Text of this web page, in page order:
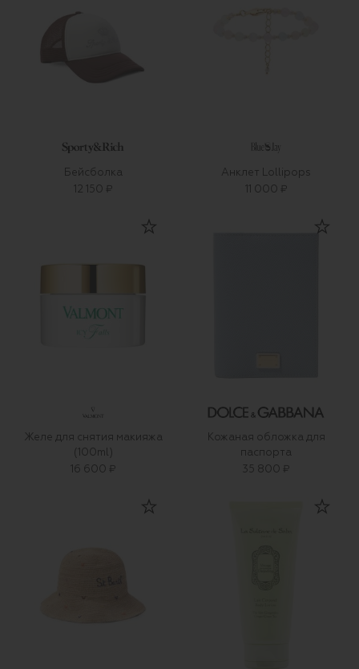
Бейсболка
12 150 ₽
Анклет Lollipops
11 000 ₽
Желе для снятия макияжа
(100ml)
16 600 ₽
Кожаная обложка для
паспорта
35 800 ₽